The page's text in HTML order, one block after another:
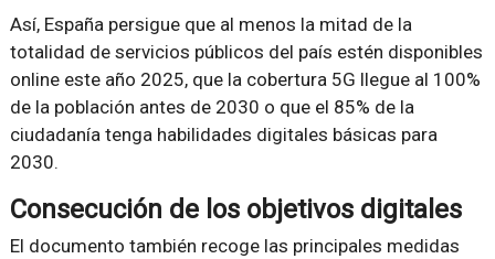
Así, España persigue que al menos la mitad de la
totalidad de servicios públicos del país estén disponibles
online este año 2025, que la cobertura 5G llegue al 100%
de la población antes de 2030 o que el 85% de la
ciudadanía tenga habilidades digitales básicas para
2030.
Consecución de los objetivos digitales
El documento también recoge las principales medidas